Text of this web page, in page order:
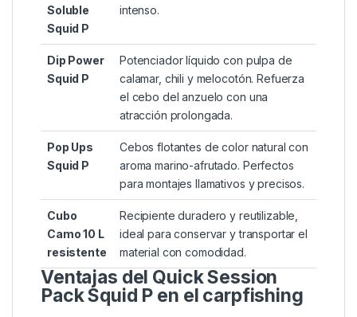
Soluble
Squid P
intenso.
Dip Power
Squid P
Potenciador líquido con pulpa de
calamar, chili y melocotón. Refuerza
el cebo del anzuelo con una
atracción prolongada.
Pop Ups
Squid P
Cebos flotantes de color natural con
aroma marino-afrutado. Perfectos
para montajes llamativos y precisos.
Cubo
Camo 10 L
resistente
Recipiente duradero y reutilizable,
ideal para conservar y transportar el
material con comodidad.
Ventajas del Quick Session
Pack Squid P en el carpfishing